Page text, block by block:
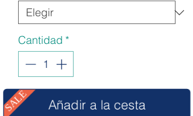
Cantidad *
Añadir a la cesta
SALE